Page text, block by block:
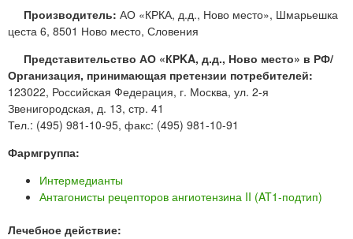
Производитель: АО «КРКА, д.д., Ново место», Шмарьешка
цеста 6, 8501 Ново место, Словения
Представительство АО «КРKA, д.д., Ново место» в РФ/
Организация, принимающая претензии потребителей:
123022, Российская Федерация, г. Москва, ул. 2-я
Звенигородская, д. 13, стр. 41
Тел.: (495) 981-10-95, факс: (495) 981-10-91
Фармгруппа:
Интермедианты
Антагонисты рецепторов ангиотензина II (AT1-подтип)
Лечебное действие: